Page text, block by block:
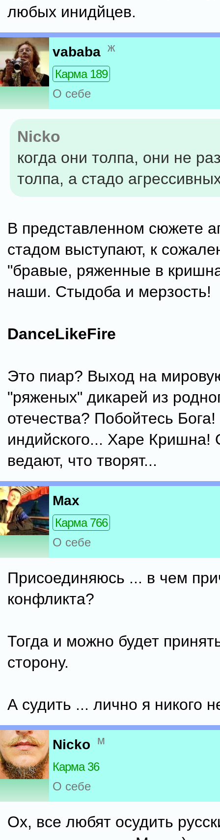
любых инидйцев.
vababa ж
Карма 189
О себе
Nicko
когда они толпа, они не
толпа, а стадо
В представленном сюжете
стадом выступают, к
"бравые, ряженные в
наши. Стыдоба и мерзость!
DanceLikeFire
Это пиар? Выход на
"ряженых" дикарей из
отечества? Побойтесь
индийского... Харе Кришна!
ведают, что творят...
Max
Карма 766
О себе
Присоединяюсь ... в чем
конфликта?
Тогда и можно будет
сторону.
А судить ... лично я никого
Nicko м
Карма 36
О себе
Ох, все любят осудить